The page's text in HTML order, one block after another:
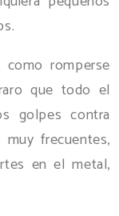
romperse
que todo el
golpes contra
frecuentes,
en el metal,